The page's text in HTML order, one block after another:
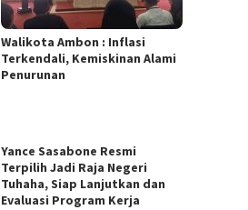
Walikota Ambon : Inflasi
Terkendali, Kemiskinan Alami
Penurunan
Yance Sasabone Resmi
Terpilih Jadi Raja Negeri
Tuhaha, Siap Lanjutkan dan
Evaluasi Program Kerja